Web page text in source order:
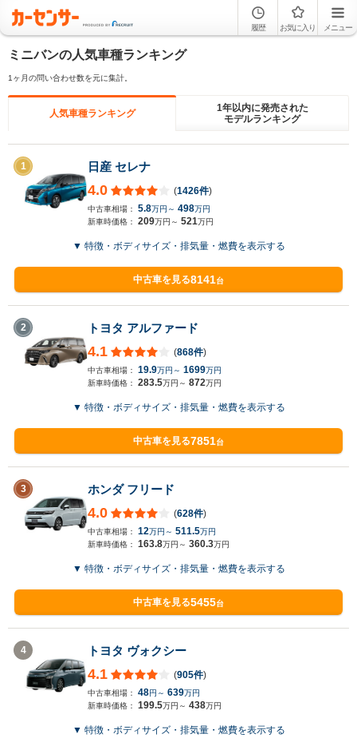
履歴 お気に入り メニュー
ミニバンの人気車種ランキング
1ヶ月の問い合わせ数を元に集計。
人気車種ランキング
1年以内に発売された
モデルランキング
1 日産 セレナ
4.0 (1426件)
中古車相場： 5.8万円～ 498万円
新車時価格： 209万円～ 521万円
▼ 特徴・ボディサイズ・排気量・燃費を表示する
中古車を見る8141台
2 トヨタ アルファード
4.1 (868件)
中古車相場： 19.9万円～ 1699万円
新車時価格： 283.5万円～ 872万円
▼ 特徴・ボディサイズ・排気量・燃費を表示する
中古車を見る7851台
3 ホンダ フリード
4.0 (628件)
中古車相場： 12万円～ 511.5万円
新車時価格： 163.8万円～ 360.3万円
▼ 特徴・ボディサイズ・排気量・燃費を表示する
中古車を見る5455台
4 トヨタ ヴォクシー
4.1 (905件)
中古車相場： 48円～ 639万円
新車時価格： 199.5万円～ 438万円
▼ 特徴・ボディサイズ・排気量・燃費を表示する